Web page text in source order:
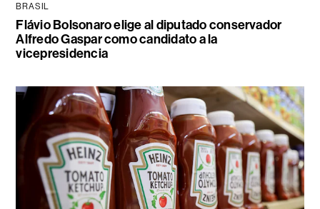
BRASIL
Flávio Bolsonaro elige al diputado conservador
Alfredo Gaspar como candidato a la
vicepresidencia